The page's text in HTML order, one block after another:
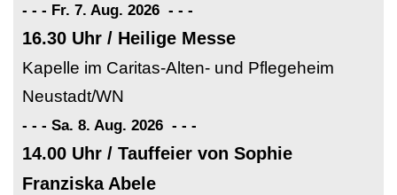
- - - Fr. 7. Aug. 2026 - - -
16.30 Uhr / Heilige Messe
Kapelle im Caritas-Alten- und Pflegeheim
Neustadt/WN
- - - Sa. 8. Aug. 2026 - - -
14.00 Uhr / Tauffeier von Sophie
Franziska Abele